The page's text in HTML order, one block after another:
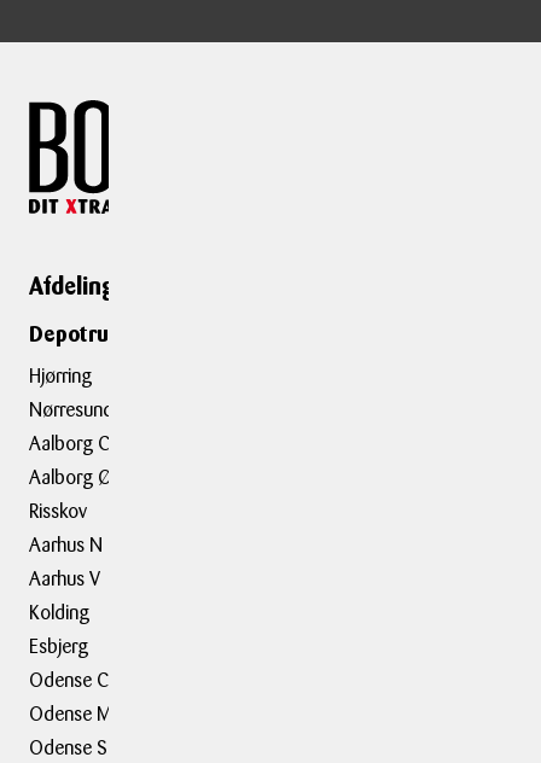
Afdelinger
Depotrumsafdelinger
Hjørring
Nørresundby
Aalborg C
Aalborg Ø
Risskov
Aarhus N
Aarhus V
Kolding
Esbjerg
Odense C
Odense M
Odense S